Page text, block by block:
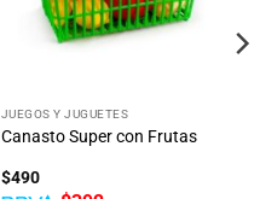
JUEGOS Y JUGUETES
Canasto Super con Frutas
$490